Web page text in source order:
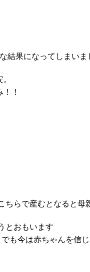
結果になってしまい
！
らで産むとなると母
とおもいます
も今は赤ちゃんを信